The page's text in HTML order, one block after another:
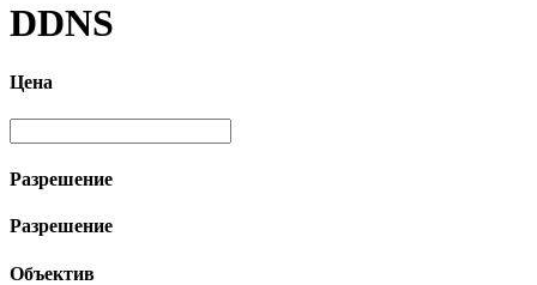
DDNS
Цена
Разрешение
Разрешение
Объектив